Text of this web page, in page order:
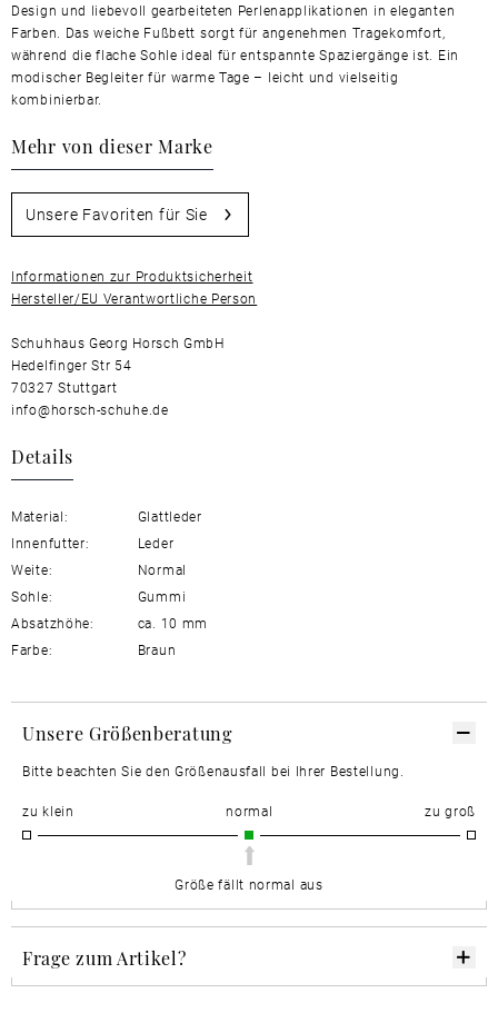
Design und liebevoll gearbeiteten Perlenapplikationen in eleganten
Farben. Das weiche Fußbett sorgt für angenehmen Tragekomfort,
während die flache Sohle ideal für entspannte Spaziergänge ist. Ein
modischer Begleiter für warme Tage – leicht und vielseitig
kombinierbar.
Mehr von dieser Marke
Unsere Favoriten für Sie
Informationen zur Produktsicherheit
Hersteller/EU Verantwortliche Person
Schuhhaus Georg Horsch GmbH
Hedelfinger Str 54
70327 Stuttgart
info@horsch-schuhe.de
Details
Material:
Glattleder
Innenfutter:
Leder
Weite:
Normal
Sohle:
Gummi
Absatzhöhe:
ca. 10 mm
Farbe:
Braun
Unsere Größenberatung
Bitte beachten Sie den Größenausfall bei Ihrer Bestellung.
zu klein normal zu groß
Größe fällt normal aus
Frage zum Artikel?